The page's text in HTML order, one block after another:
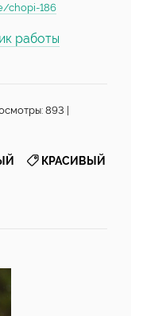
chopi-186
работы
893 |
КРАСИВЫЙ